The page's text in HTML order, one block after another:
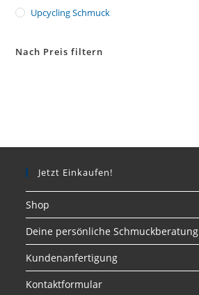
Upcycling Schmuck
Nach Preis filtern
Jetzt Einkaufen!
Shop
Deine persönliche Schmuckberatung
Kundenanfertigung
Kontaktformular